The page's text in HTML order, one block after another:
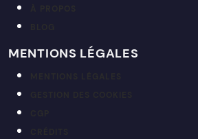
MENTIONS LÉGALES